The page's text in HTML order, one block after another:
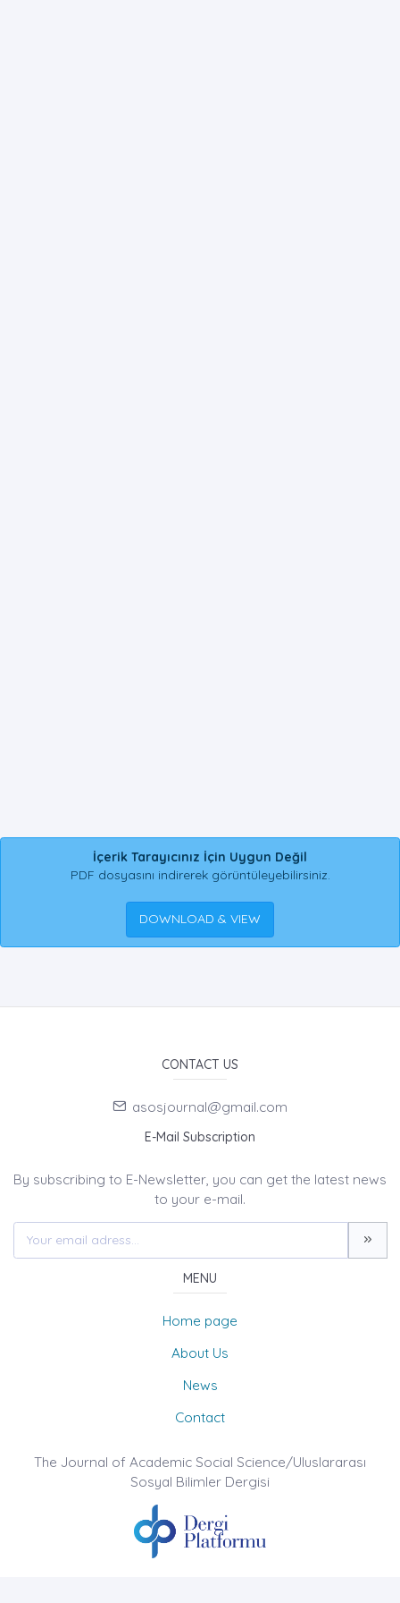
İçerik Tarayıcınız İçin Uygun Değil
PDF dosyasını indirerek görüntüleyebilirsiniz.
DOWNLOAD & VIEW
CONTACT US
asosjournal@gmail.com
E-Mail Subscription
By subscribing to E-Newsletter, you can get the latest news
to your e-mail.
MENU
Home page
About Us
News
Contact
The Journal of Academic Social Science/Uluslararası
Sosyal Bilimler Dergisi